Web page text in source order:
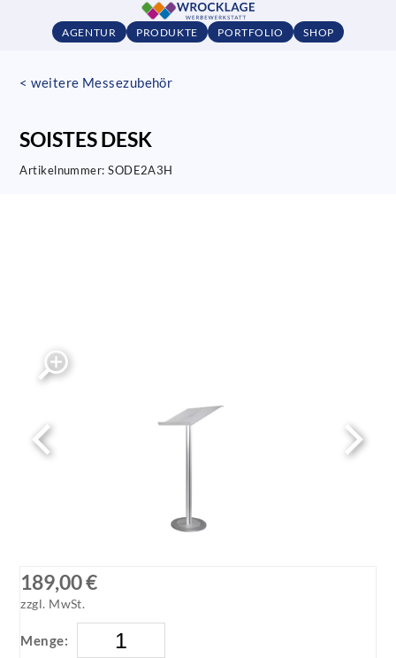
AGENTUR PRODUKTE PORTFOLIO SHOP
< weitere Messezubehör
SOISTES DESK
Artikelnummer:SODE2A3H
189,00 €
zzgl. MwSt.
Menge: